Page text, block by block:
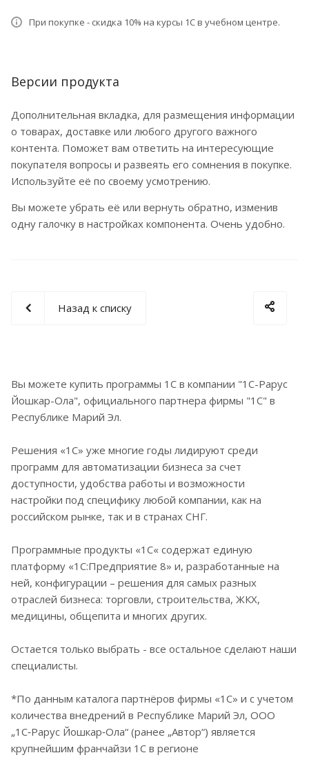
При покупке - скидка 10% на курсы 1С в учебном центре.
Версии продукта
Дополнительная вкладка, для размещения информации
о товарах, доставке или любого другого важного
контента. Поможет вам ответить на интересующие
покупателя вопросы и развеять его сомнения в покупке.
Используйте её по своему усмотрению.
Вы можете убрать её или вернуть обратно, изменив
одну галочку в настройках компонента. Очень удобно.
Назад к списку
Вы можете купить программы 1С в компании "1С-Рарус
Йошкар-Ола", официального партнера фирмы "1С" в
Республике Марий Эл.
Решения «1С» уже многие годы лидируют среди
программ для автоматизации бизнеса за счет
доступности, удобства работы и возможности
настройки под специфику любой компании, как на
российском рынке, так и в странах СНГ.
Программные продукты «1С« содержат единую
платформу «1С:Предприятие 8» и, разработанные на
ней, конфигурации – решения для самых разных
отраслей бизнеса: торговли, строительства, ЖКХ,
медицины, общепита и многих других.
Остается только выбрать - все остальное сделают наши
специалисты.
*По данным каталога партнёров фирмы «1С» и с учетом
количества внедрений в Республике Марий Эл, ООО
„1С‑Рарус Йошкар‑Ола“ (ранее „Автор“) является
крупнейшим франчайзи 1С в регионе